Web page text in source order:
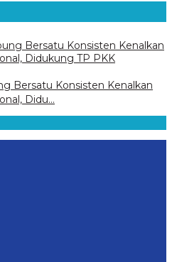
Bersatu Konsisten Kenalkan
Didu…